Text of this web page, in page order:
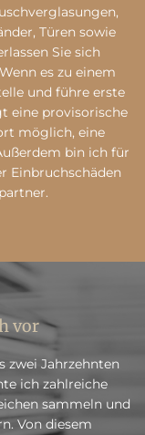
Türen sowie
Sie sich
es zu einem
und führe erste
eine provisorische
möglich, eine
bin ich für
Einbruchschäden
vor
zwei Jahrzehnten
ich zahlreiche
sammeln und
Von diesem